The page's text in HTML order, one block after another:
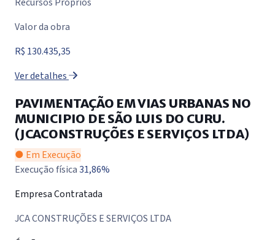
Valor da obra
R$ 130.435,35
Ver detalhes
PAVIMENTAÇÃO EM VIAS URBANAS NO
MUNICIPIO DE SÃO LUIS DO CURU.
(JCACONSTRUÇÕES E SERVIÇOS LTDA)
● Em Execução
Execução física31,86%
Empresa Contratada
JCA CONSTRUÇÕES E SERVIÇOS LTDA